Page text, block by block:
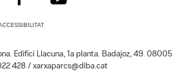
Edifici Llacuna, 1a planta. Badajoz, 49. 08005
428 / xarxaparcs@diba.cat